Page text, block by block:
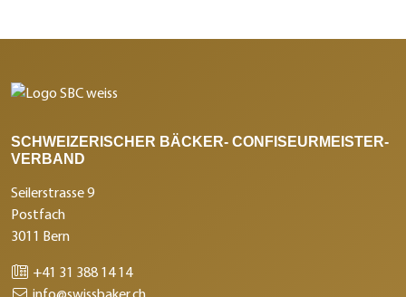
SCHWEIZERISCHER BÄCKER- CONFISEURMEISTER-
VERBAND
Seilerstrasse 9
Postfach
3011 Bern
+41 31 388 14 14